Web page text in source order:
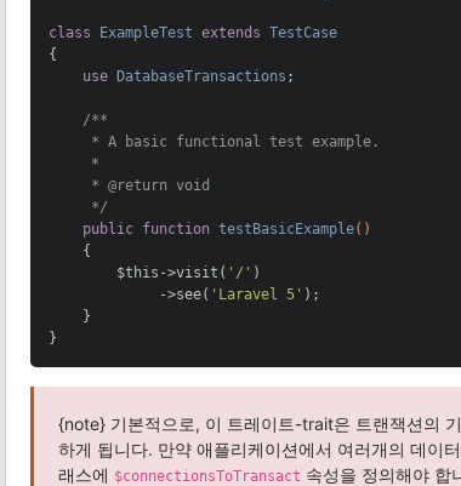
class ExampleTest extends TestCase
{
use DatabaseTransactions ;
/**
     * A basic functional test example.
     *
     *
@return void
     */
public function testBasicExample()
{
        $this->visit(
'/' )
             ->see(
'Laravel 5' );
    }
}
{note} 기본적으로, 이 트레이트-trait은 트랜잭션의
하게 됩니다. 만약 애플리케이션에서 여러개의 데이
래스에 $connectionsToTransact 속성을 정의해야 합